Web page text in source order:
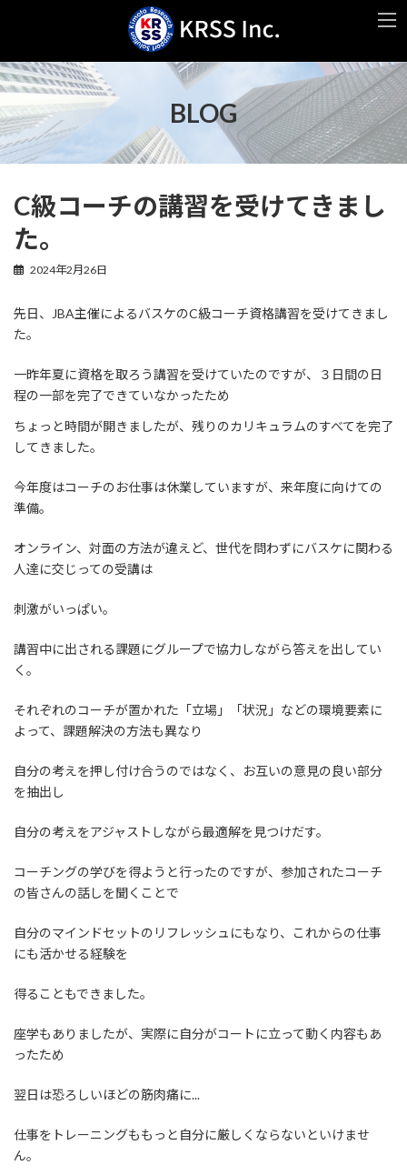
ン
ツ
ス
キ
ッ
ー
シ
ン
に
移
BLOG
C級コーチの講習を受けてきまし
た。
2024年2月26日
先日、JBA主催によるバスケのC級コーチ資格講習を受けてきまし
た。
一昨年夏に資格を取ろう講習を受けていたのですが、３日間の日
程の一部を完了できていなかったため
ちょっと時間が開きましたが、残りのカリキュラムのすべてを完了
してきました。
今年度はコーチのお仕事は休業していますが、来年度に向けての
準備。
オンライン、対面の方法が違えど、世代を問わずにバスケに関わる
人達に交じっての受講は
刺激がいっぱい。
講習中に出される課題にグループで協力しながら答えを出してい
く。
それぞれのコーチが置かれた「立場」「状況」などの環境要素に
よって、課題解決の方法も異なり
自分の考えを押し付け合うのではなく、お互いの意見の良い部分
を抽出し
自分の考えをアジャストしながら最適解を見つけだす。
コーチングの学びを得ようと行ったのですが、参加されたコーチ
の皆さんの話しを聞くことで
自分のマインドセットのリフレッシュにもなり、これからの仕事
にも活かせる経験を
得ることもできました。
座学もありましたが、実際に自分がコートに立って動く内容もあ
ったため
翌日は恐ろしいほどの筋肉痛に...
仕事をトレーニングももっと自分に厳しくならないといけませ
ん。